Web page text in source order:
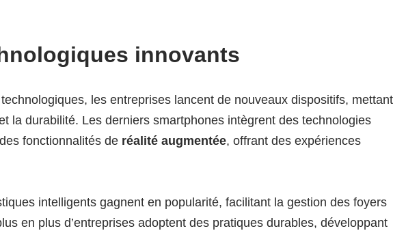
innovants
les entreprises lancent de nouveaux dispositifs, mettant
la durabilité. Les derniers smartphones intègrent des technologies
fonctionnalités de réalité augmentée, offrant des expériences
intelligents gagnent en popularité, facilitant la gestion des foyers
en plus d’entreprises adoptent des pratiques durables, développant